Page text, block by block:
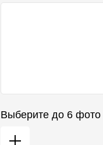
Выберите до 6 фото